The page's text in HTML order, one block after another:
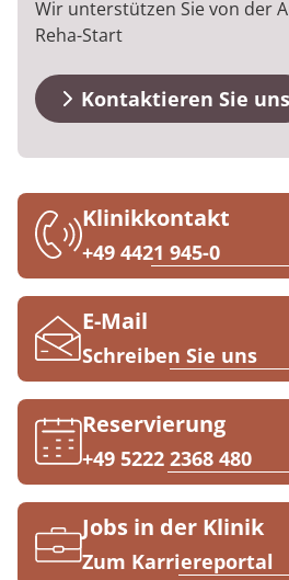
Downloads
Anreise
FAQs
Kosten & Kostenträger
Zuzahlung & Befreiung
Checkliste zum Start
Kinder-und Jugendreha
Gastroenterologie
Gynäkologie
HTS & Cochlea
Long Covid
Onkologie
Pneumologie
Rheumatologie
Prävention
Nachsorge
Energiepolitik
Publikationsdatenbank
Ihr Weg zu MEDIAN
Kosten & Kostenträger
Zuzahlung & Befreiung
Reha FAQ
Zuweiser
Über MEDIAN
Kooperationen
Presse
Blog
Karriere
Wir unterstützen Sie von der
Reha-Start
Kontaktieren Sie uns
Klinikkontakt
+49 4421 945-0
E-Mail
Schreiben Sie uns
Reservierung
+49 5222 2368 480
Jobs in der Klinik
Zum Karriereportal